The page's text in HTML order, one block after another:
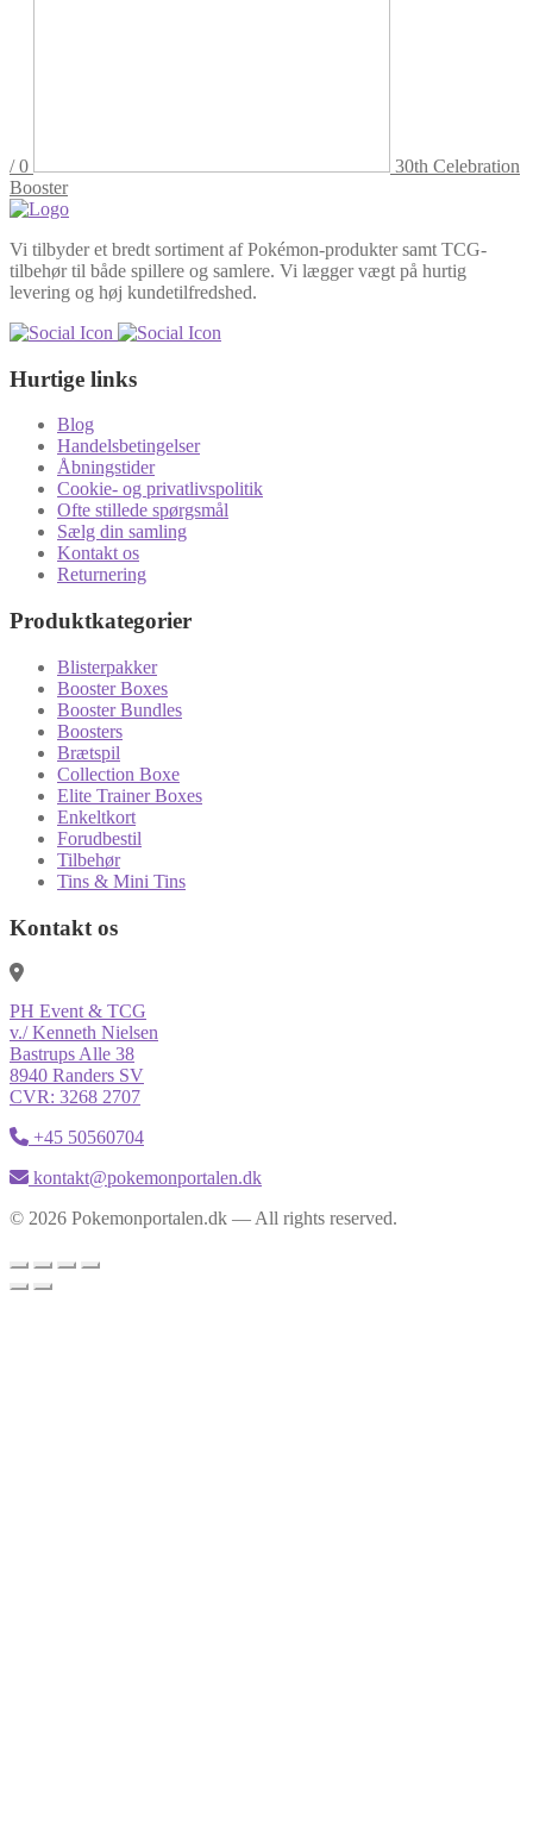
/ 0
30th Celebration
Booster
Vi tilbyder et bredt sortiment af Pokémon-produkter samt TCG-
tilbehør til både spillere og samlere. Vi lægger vægt på hurtig
levering og høj kundetilfredshed.
Hurtige links
Blog
Handelsbetingelser
Åbningstider
Cookie- og privatlivspolitik
Ofte stillede spørgsmål
Sælg din samling
Kontakt os
Returnering
Produktkategorier
Blisterpakker
Booster Boxes
Booster Bundles
Boosters
Brætspil
Collection Boxe
Elite Trainer Boxes
Enkeltkort
Forudbestil
Tilbehør
Tins & Mini Tins
Kontakt os
PH Event & TCG
v./ Kenneth Nielsen
Bastrups Alle 38
8940 Randers SV
CVR: 3268 2707
+45 50560704
kontakt@pokemonportalen.dk
© 2026 Pokemonportalen.dk — All rights reserved.